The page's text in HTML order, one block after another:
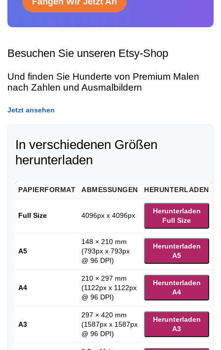
Besuchen Sie unseren Etsy-Shop
Und finden Sie Hunderte von Premium Malen
nach Zahlen und Ausmalbildern
Jetzt ansehen
In verschiedenen Größen
herunterladen
PAPIERFORMAT ABMESSUNGEN HERUNTERLADEN
Full Size 4096px x 4096px
Herunterladen
Full Size
A5
148 × 210 mm
(793px x 793px
@ 96 DPI)
Herunterladen
A5
A4
210 × 297 mm
(1122px x 1122px
@ 96 DPI)
Herunterladen
A4
A3
297 × 420 mm
(1587px x 1587px
@ 96 DPI)
Herunterladen
A3